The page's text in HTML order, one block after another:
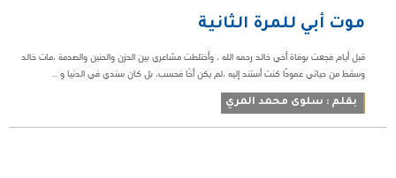
موت أبي للمرة الثانية
قبل أيام فجعت بوفاة أخي خالد رحمه الله ، وأختلطت مشاعري بين الحزن والحنين والصدمة ،مات خالد
وسقط من حياتي عمودٌا كنت أستند إليه ،لم يكن أخًا فحسب، بل كان سندي في الدنيا و ...
بقلم : سلوى محمد المري